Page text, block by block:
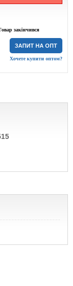
закінчився
ЗАПИТ НА ОПТ
Хочете купити оптом?